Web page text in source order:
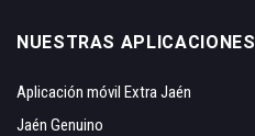
NUESTRAS APLICACIONES
Aplicación móvil Extra Jaén
Jaén Genuino